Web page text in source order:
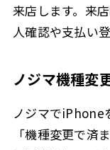
来店します。来
人確認や支払い
ノジマ機種変
ノジマでiPhone
「機種変更で済